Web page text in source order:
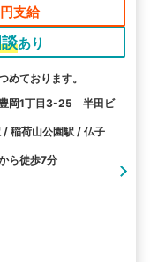
円支給
あり
めております。
岡1丁目3-25 半田ビ
/ 稲荷山公園駅 / 仏子
ら徒歩7分